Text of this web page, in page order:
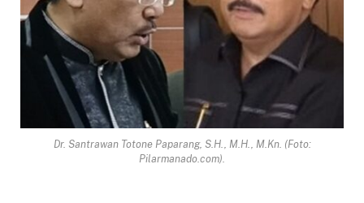
Dr. Santrawan Totone Paparang, S.H., M.H., M.Kn. (Foto:
Pilarmanado.com).